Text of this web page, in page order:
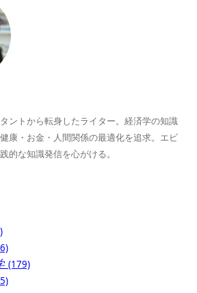
ントから転身したライター。経済学の知識
康・お金・人間関係の最適化を追求。エビ
的な知識発信を心がける。
(179)